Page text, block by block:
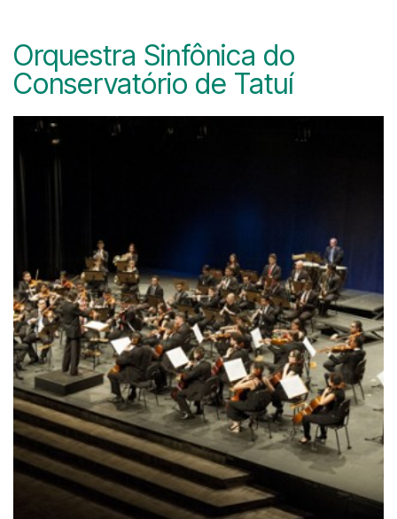
Orquestra Sinfônica do
Conservatório de Tatuí